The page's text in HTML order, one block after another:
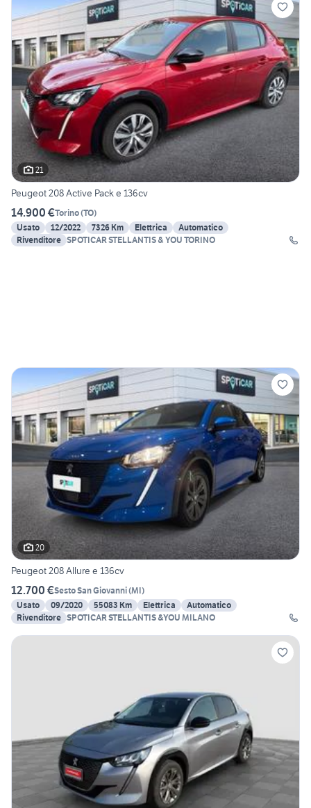
21
Peugeot 208 Active Pack e 136cv
14.900 €Torino(TO)
Usato
12/2022 7326 Km Elettrica
Automatico
Rivenditore SPOTICAR STELLANTIS & YOU TORINO
20
Peugeot 208 Allure e 136cv
12.700 €Sesto San Giovanni(MI)
Usato
09/2020 55083 Km Elettrica
Automatico
Rivenditore SPOTICAR STELLANTIS &YOU MILANO